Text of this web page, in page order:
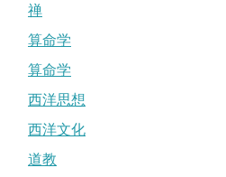
禅
算命学
算命学
西洋思想
西洋文化
道教